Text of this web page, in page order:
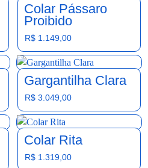
Colar Pássaro
Proibido
R$ 1.149,00
Gargantilha Clara
R$ 3.049,00
Colar Rita
R$ 1.319,00